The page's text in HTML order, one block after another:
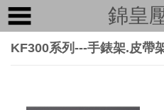
錦皇
KF300系列---手錶架.皮帶